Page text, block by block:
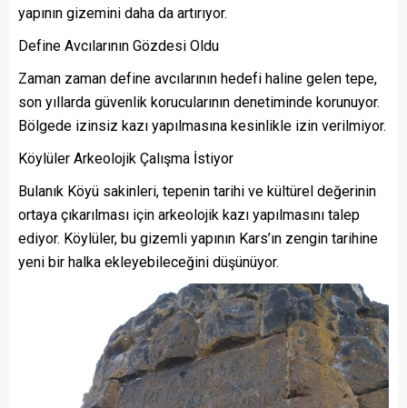
yapının gizemini daha da artırıyor.
Define Avcılarının Gözdesi Oldu
Zaman zaman define avcılarının hedefi haline gelen tepe,
son yıllarda güvenlik korucularının denetiminde korunuyor.
Bölgede izinsiz kazı yapılmasına kesinlikle izin verilmiyor.
Köylüler Arkeolojik Çalışma İstiyor
Bulanık Köyü sakinleri, tepenin tarihi ve kültürel değerinin
ortaya çıkarılması için arkeolojik kazı yapılmasını talep
ediyor. Köylüler, bu gizemli yapının Kars’ın zengin tarihine
yeni bir halka ekleyebileceğini düşünüyor.